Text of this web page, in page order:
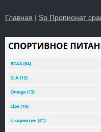
Главная | Sp Пропионат